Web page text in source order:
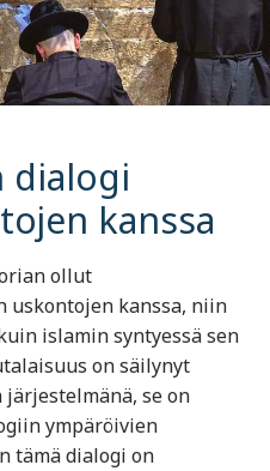
dialogi
kanssa
ollut
uskontojen kanssa, niin
islamin syntyessä sen
on säilynyt
se on
ympäröivien
tämä dialogi on